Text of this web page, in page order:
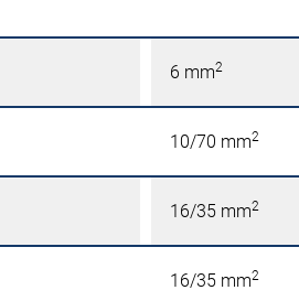
6 mm2
10/70 mm2
16/35 mm2
16/35 mm2